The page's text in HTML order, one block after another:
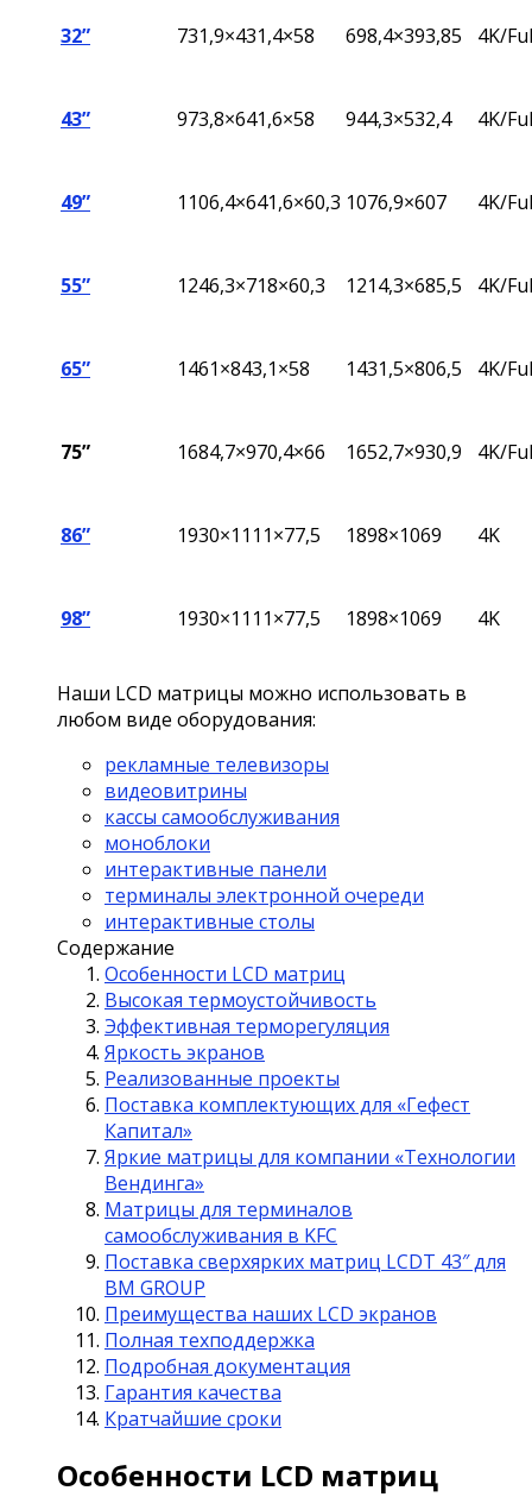
32” 731,9×431,4×58 698,4×393,85 4K/
43” 973,8×641,6×58 944,3×532,4 4K/
49” 1106,4×641,6×60,3 1076,9×607 4K/
55” 1246,3×718×60,3 1214,3×685,5 4K/
65” 1461×843,1×58 1431,5×806,5 4K/
75” 1684,7×970,4×66 1652,7×930,9 4K/
86” 1930×1111×77,5 1898×1069 4K
98” 1930×1111×77,5 1898×1069 4K
Наши LCD матрицы можно использовать в
любом виде оборудования:
рекламные телевизоры
видеовитрины
кассы самообслуживания
моноблоки
интерактивные панели
терминалы электронной очереди
интерактивные столы
Содержание
Особенности LCD матриц
Высокая термоустойчивость
Эффективная терморегуляция
Яркость экранов
Реализованные проекты
Поставка комплектующих для «Гефест
Капитал»
Яркие матрицы для компании «Технологии
Вендинга»
Матрицы для терминалов
самообслуживания в KFC
Поставка сверхярких матриц LCDT 43″ для
BM GROUP
Преимущества наших LCD экранов
Полная техподдержка
Подробная документация
Гарантия качества
Кратчайшие сроки
Особенности LCD матриц